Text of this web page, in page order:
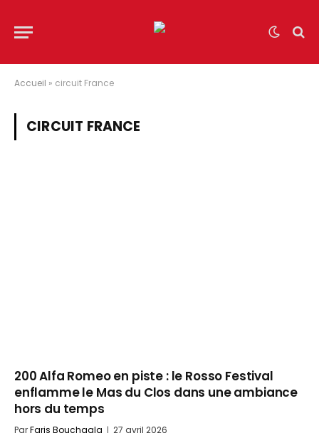
Accueil » circuit France
CIRCUIT FRANCE
200 Alfa Romeo en piste : le Rosso Festival
enflamme le Mas du Clos dans une ambiance
hors du temps
ParFaris Bouchaala 27 avril 2026